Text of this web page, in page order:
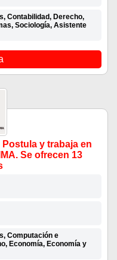
Contabilidad, Derecho,
Sociología, Asistente
y trabaja en
Se ofrecen 13
Computación e
Economía, Economía y